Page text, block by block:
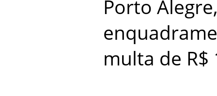
Porto
multa de R$